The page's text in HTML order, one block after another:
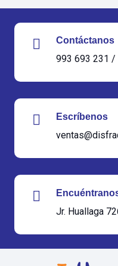
Contáctanos
993 693 231 /
Escríbenos
Jr. Huallaga